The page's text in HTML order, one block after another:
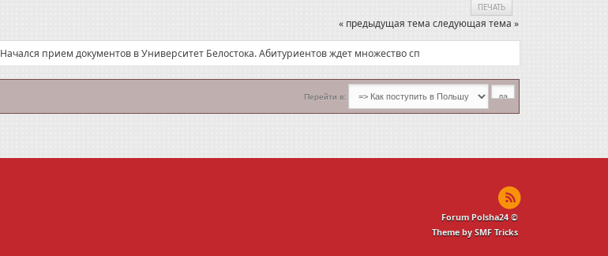
ПЕЧАТЬ
« предыдущая тема следующая тема »
Начался прием документов в Университет Белостока. Абитуриентов ждет множество сп
Перейти в:
Forum Polsha24 ©
Theme by SMF Tricks